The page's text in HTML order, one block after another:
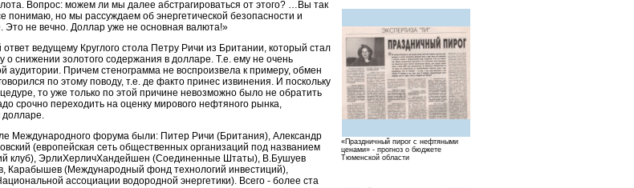
«Праздничный пирог с нефтяными
ценами» - прогноз о бюджете
Тюменской области
Вопрос: можем ли мы далее абстрагироваться от этого? …Вы так
понимаю, но мы рассуждаем об энергетической безопасности и
Это не вечно. Доллар уже не основная валюта!»
ведущему Круглого стола Петру Ричи из Британии, который стал
о снижении золотого содержания в долларе. Т.е. ему не очень
аудитории. Причем стенограмма не воспроизвела к примеру, обмен
по этому поводу, т.е. де факто принес извинения. И поскольку
то уже только по этой причине невозможно было не обратить
срочно переходить на оценку мирового нефтяного рынка,
долларе.
Международного форума были: Питер Ричи (Британия), Александр
(европейская сеть общественных организаций под названием
клуб), ЭрлиХерличХандейшен (Соединенные Штаты), В.Бушуев
Карабышев (Международный фонд технологий инвестиций),
ассоциации водородной энергетики). Всего - более ста